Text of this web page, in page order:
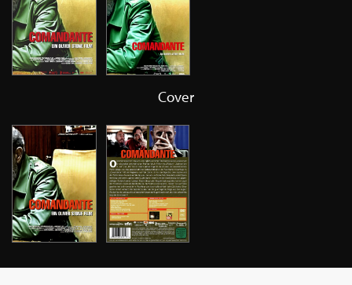
Cover